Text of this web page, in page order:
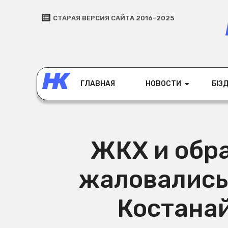
СТАРАЯ ВЕРСИЯ САЙТА 2016-2025
ГЛАВНАЯ НОВОСТИ
ЖКХ и